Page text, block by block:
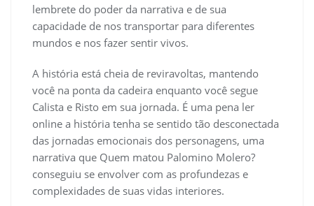
lembrete do poder da narrativa e de sua
capacidade de nos transportar para diferentes
mundos e nos fazer sentir vivos.
A história está cheia de reviravoltas, mantendo
você na ponta da cadeira enquanto você segue
Calista e Risto em sua jornada. É uma pena ler
online a história tenha se sentido tão desconectada
das jornadas emocionais dos personagens, uma
narrativa que Quem matou Palomino Molero?
conseguiu se envolver com as profundezas e
complexidades de suas vidas interiores.